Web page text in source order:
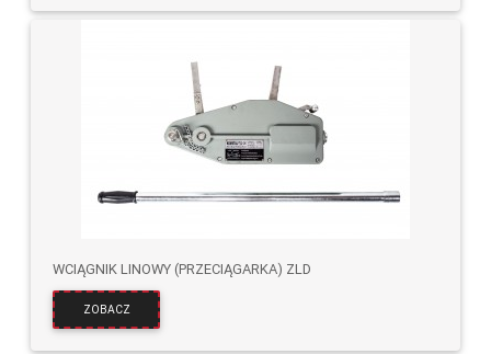
WCIĄGNIK LINOWY (PRZECIĄGARKA) ZLD
ZOBACZ